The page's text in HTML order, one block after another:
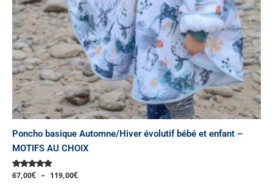
Poncho basique Automne/Hiver évolutif bébé et enfant –
MOTIFS AU CHOIX
Note
5.00
67,00€ – 119,00€
choisies
sur
la
page
du
produit